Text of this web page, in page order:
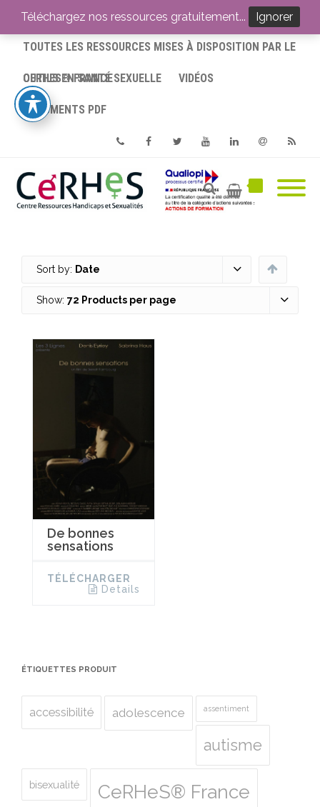
ACCUEIL
TOUTES LES RESSOURCES MISES À DISPOSITION PAR LE
CERHES® FRANCE
OUTILS EN SANTÉ SEXUELLE VIDÉOS
DOCUMENTS PDF
PhoneFacebookTwitterYoutube
Sort by: Date
Show: 72 Products per page
De bonnes
sensations
TÉLÉCHARGER
Details
ÉTIQUETTES PRODUIT
accessibilité adolescence assentiment
autisme
bisexualité CeRHeS® France
Téléchargez nos ressources gratuitement... Ignorer